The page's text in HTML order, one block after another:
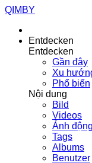
QIMBY
Entdecken
Entdecken
Gần đây
Xu
Phổ biến
Nội dung
Bild
Videos
Ảnh động
Tags
Albums
Benutzer